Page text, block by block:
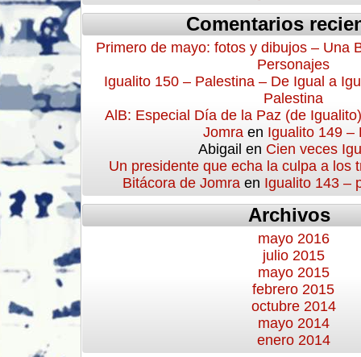
Comentarios
Primero de mayo: fotos y dibujos – Una
Personajes
Igualito 150 – Palestina – De Igual a
Palestina
AlB: Especial Día de la Paz (de
Jomra en Igualito 149 –
Abigail en Cien veces
Un presidente que echa la culpa a los
Bitácora de Jomra en Igualito 143 –
Archivos
mayo 2016
julio 2015
mayo 2015
febrero 2015
octubre 2014
mayo 2014
enero 2014